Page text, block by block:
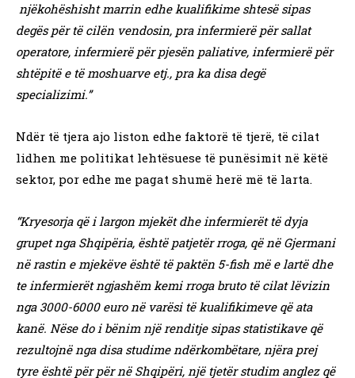
njëkohëshisht marrin edhe kualifikime shtesë sipas
degës për të cilën vendosin, pra infermierë për sallat
operatore, infermierë për pjesën paliative, infermierë për
shtëpitë e të moshuarve etj., pra ka disa degë
specializimi.”
Ndër të tjera ajo liston edhe faktorë të tjerë, të cilat
lidhen me politikat lehtësuese të punësimit në këtë
sektor, por edhe me pagat shumë herë më të larta.
“Kryesorja që i largon mjekët dhe infermierët të dyja
grupet nga Shqipëria, është patjetër rroga, që në Gjermani
në rastin e mjekëve është të paktën 5-fish më e lartë dhe
te infermierët ngjashëm kemi rroga bruto të cilat lëvizin
nga 3000-6000 euro në varësi të kualifikimeve që ata
kanë. Nëse do i bënim një renditje sipas statistikave që
rezultojnë nga disa studime ndërkombëtare, njëra prej
tyre është për për në Shqipëri, një tjetër studim anglez që